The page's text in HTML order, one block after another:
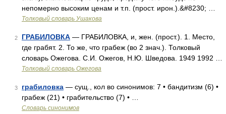
непомерно высоким ценам и т.п. (прост. ирон.).&#8230; …
Толковый словарь Ушакова
2 ГРАБИЛОВКА — ГРАБИЛОВКА, и, жен. (прост.). 1. Место,
где грабят. 2. То же, что грабеж (во 2 знач.). Толковый
словарь Ожегова. С.И. Ожегов, Н.Ю. Шведова. 1949 1992 …
Толковый словарь Ожегова
3 грабиловка — сущ., кол во синонимов: 7 • бандитизм (6) •
грабеж (21) • грабительство (7) • …
Словарь синонимов